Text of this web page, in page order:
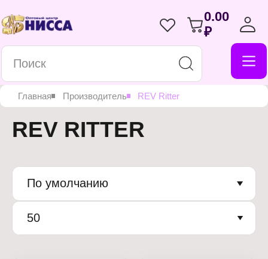
0.00
₽
Главная Производитель REV Ritter
REV RITTER
По умолчанию
50